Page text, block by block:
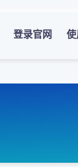
登录官网